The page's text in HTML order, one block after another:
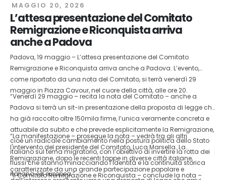
MAGGIO 20, 2026
L’attesa presentazione del Comitato
Remigrazione e Riconquista arriva
anche a Padova
Padova, 19 maggio – L’attesa presentazione del Comitato
Remigrazione e Riconquista arriva anche a Padova. L’evento,
come riportato da una nota del Comitato, si terrà venerdì 29
maggio in Piazza Cavour, nel cuore della città, alle ore 20.
“Venerdì 29 maggio – recita la nota del Comitato – anche a
Padova si terrà un sit-in presentazione della proposta di legge che
ha già raccolto oltre 150mila firme, l’unica veramente concreta e
attuabile da subito e che prevede esplicitamente la Remigrazione,
cioè un radicale cambiamento nella postura politica dello Stato
italiano sul tema migratorio, con l’obiettivo di invertire la rotta dei
flussi che stanno minacciando l’identità e la continuità storica
italiana ed europea.”
“La manifestazione – prosegue la nota – vedrà tra gli altri
l'intervento del presidente del Comitato, Luca Marsella. La
Remigrazione, dopo le recenti tappe in diverse città italiane,
caratterizzate da una grande partecipazione popolare e
“Il Comitato Remigrazione e Riconquista – conclude la nota –